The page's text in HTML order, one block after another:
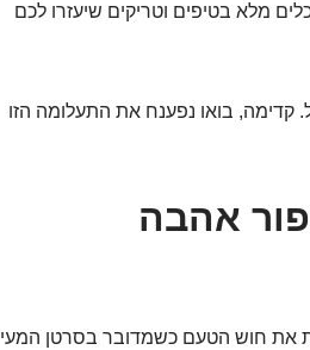
מלא בטיפים וטריקים שיעזרו לכם
קדימה, בואו נפענח את התעלומה הזו
אהבה
את חוש הטעם כשמדובר בסרטן המעי